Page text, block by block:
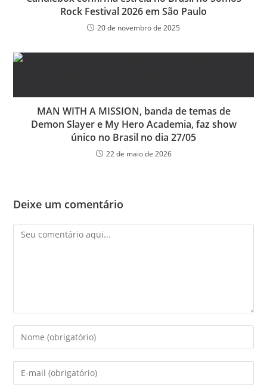
Rock Festival 2026 em São Paulo
20 de novembro de 2025
MAN WITH A MISSION, banda de temas de
Demon Slayer e My Hero Academia, faz show
único no Brasil no dia 27/05
22 de maio de 2026
Deixe um comentário
Comentário
Digite
seu
nome
ou
Digite
seu